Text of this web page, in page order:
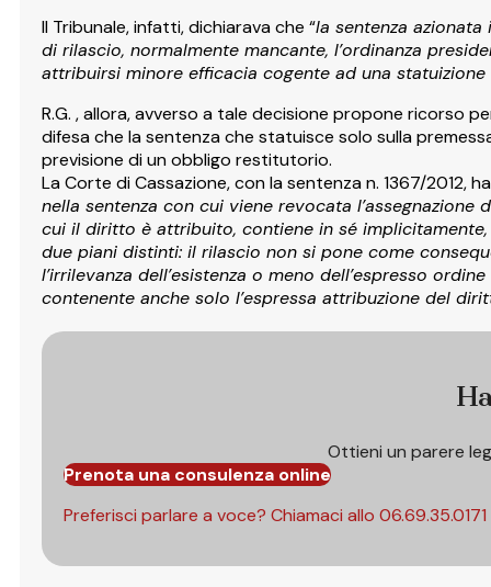
Il Tribunale, infatti, dichiarava che “la sentenza
di rilascio, normalmente mancante, l’ordinanza
attribuirsi minore efficacia cogente ad una
R.G. , allora, avverso a tale decisione propone ricorso
difesa che la sentenza che statuisce solo sulla
previsione di un obbligo restitutorio.
La Corte di Cassazione, con la sentenza n. 1367/2012,
nella sentenza con cui viene revocata
cui il diritto è attribuito, contiene in sé
due piani distinti: il rilascio non si pone come
l’irrilevanza dell’esistenza o meno dell’espresso
contenente anche solo l’espressa attribuzione del
Ottieni un parere
Prenota una consulenza online
Preferisci parlare a voce? Chiamaci allo 06.69.35.0171